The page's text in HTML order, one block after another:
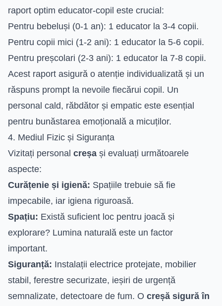
raport optim educator-copil este crucial:
Pentru bebeluși (0-1 an): 1 educator la 3-4 copii.
Pentru copii mici (1-2 ani): 1 educator la 5-6 copii.
Pentru preșcolari (2-3 ani): 1 educator la 7-8 copii.
Acest raport asigură o atenție individualizată și un
răspuns prompt la nevoile fiecărui copil. Un
personal cald, răbdător și empatic este esențial
pentru bunăstarea emoțională a micuților.
4. Mediul Fizic și Siguranța
Vizitați personal creșa și evaluați următoarele
aspecte:
Curățenie și igienă: Spațiile trebuie să fie
impecabile, iar igiena riguroasă.
Spațiu: Există suficient loc pentru joacă și
explorare? Lumina naturală este un factor
important.
Siguranță: Instalații electrice protejate, mobilier
stabil, ferestre securizate, ieșiri de urgență
semnalizate, detectoare de fum. O creșă sigură în